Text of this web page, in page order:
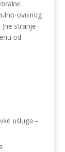
ovisnog
(ne strarije
od
usluga –